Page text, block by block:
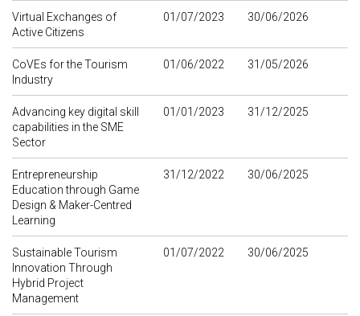
Virtual Exchanges of
Active Citizens
01/07/2023 30/06/2026
CoVEs for the Tourism
Industry
01/06/2022 31/05/2026
Advancing key digital skill
capabilities in the SME
Sector
01/01/2023 31/12/2025
Entrepreneurship
Education through Game
Design & Maker-Centred
Learning
31/12/2022 30/06/2025
Sustainable Tourism
Innovation Through
Hybrid Project
Management
01/07/2022 30/06/2025